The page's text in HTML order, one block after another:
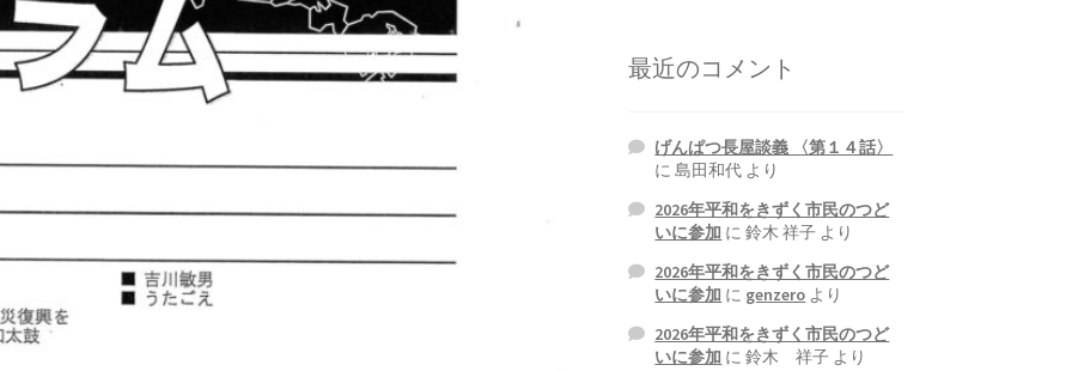
最近のコメント
げんぱつ長屋談義 〈第１４話〉
に島田和代 より
2026年平和をきずく市民のつど
いに参加 に鈴木 祥子 より
2026年平和をきずく市民のつど
いに参加 に genzero より
2026年平和をきずく市民のつど
いに参加 に鈴木 祥子 より